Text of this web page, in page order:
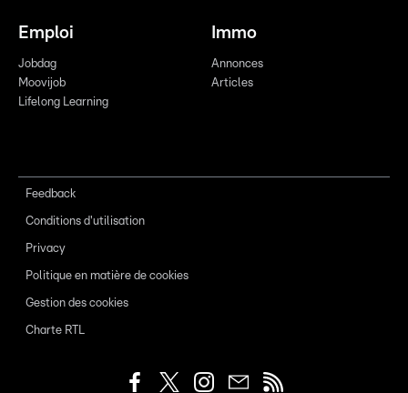
Emploi
Jobdag
Moovijob
Lifelong Learning
Immo
Annonces
Articles
Feedback
Conditions d'utilisation
Privacy
Politique en matière de cookies
Gestion des cookies
Charte RTL